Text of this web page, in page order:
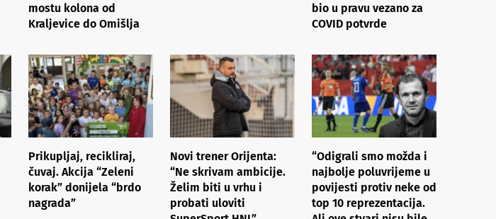
mostu kolona od
Kraljevice do Omišlja
bio u pravu vezano za
COVID potvrde
Prikupljaj, recikliraj,
čuvaj. Akcija “Zeleni
korak” donijela “brdo
nagrada”
Novi trener Orijenta:
“Ne skrivam ambicije.
Želim biti u vrhu i
probati uloviti
“Odigrali smo možda i
najbolje poluvrijeme u
povijesti protiv neke od
top 10 reprezentacija.